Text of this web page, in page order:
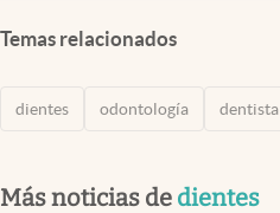
Temas relacionados
dientes odontología dentista
Más noticias de dientes